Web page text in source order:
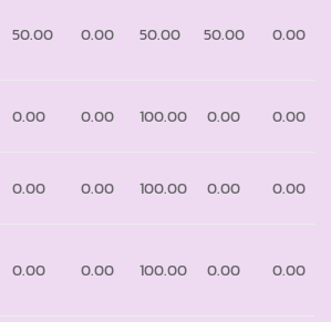
50.00 0.00 50.00 50.00 0.00
0.00 0.00 100.00 0.00 0.00
0.00 0.00 100.00 0.00 0.00
0.00 0.00 100.00 0.00 0.00